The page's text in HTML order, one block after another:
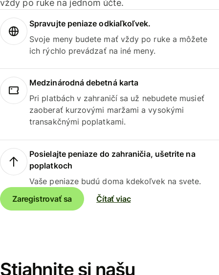
vždy po ruke na jednom účte.
Spravujte peniaze odkiaľkoľvek.
Svoje meny budete mať vždy po ruke a môžete
ich rýchlo prevádzať na iné meny.
Medzinárodná debetná karta
Pri platbách v zahraničí sa už nebudete musieť
zaoberať kurzovými maržami a vysokými
transakčnými poplatkami.
Posielajte peniaze do zahraničia, ušetrite na
poplatkoch
Vaše peniaze budú doma kdekoľvek na svete.
Zaregistrovať sa
Čítať viac
Stiahnite si našu